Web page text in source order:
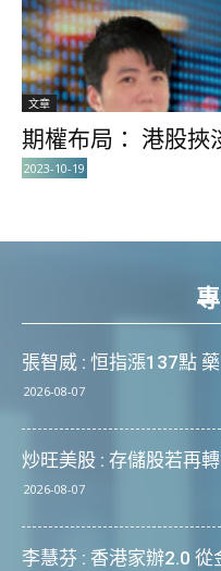
文章
期權布局： 港股挾
2023-10-19
張智威 : 恒指漲137點
2026-08-07
炒旺美股 : 存儲股若再
2026-08-07
李慧芬 : 香港家辦2.0